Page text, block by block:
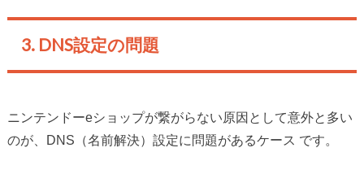
3. DNS設定の問題
ニンテンドーeショップが繋がらない原因として意外と多い
のが、DNS（名前解決）設定に問題があるケース です。